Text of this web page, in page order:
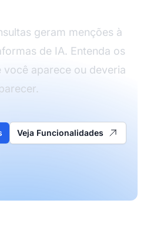
geram menções à
de IA. Entenda os
aparece ou deveria
Veja Funcionalidades